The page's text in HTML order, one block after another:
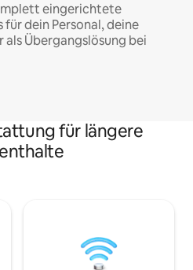
eingerichtete
dein Personal, deine
Übergangslösung bei
für längere